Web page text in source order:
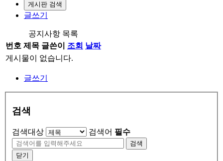
게시판 검색
글쓰기
공지사항 목록
번호 제목 글쓴이 조회 날짜
게시물이 없습니다.
글쓰기
검색
검색대상 검색어 필수
검색
닫기